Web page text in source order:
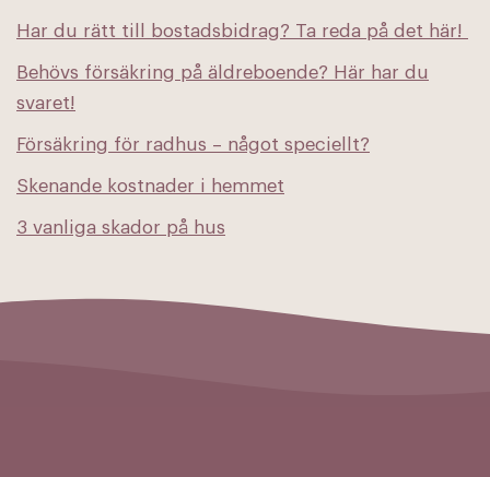
Har du rätt till bostadsbidrag? Ta reda på det här!
Behövs försäkring på äldreboende? Här har du
svaret!
Försäkring för radhus – något speciellt?
Skenande kostnader i hemmet
3 vanliga skador på hus